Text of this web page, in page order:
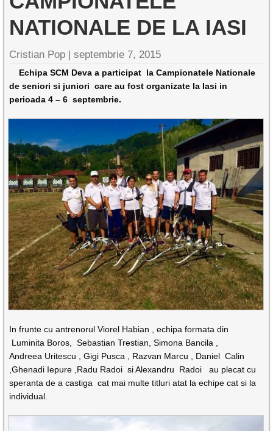
NATIONALE DE LA IASI
Cristian Pop |septembrie 7, 2015
Echipa SCM Deva a participat la Campionatele Nationale
de seniori si juniori care au fost organizate la Iasi in
perioada 4 – 6 septembrie.
In frunte cu antrenorul Viorel Habian , echipa formata din
Luminita Boros, Sebastian Trestian, Simona Bancila ,
Andreea Uritescu , Gigi Pusca , Razvan Marcu , Daniel Calin
,Ghenadi Iepure ,Radu Radoi si Alexandru Radoi au plecat cu
speranta de a castiga cat mai multe titluri atat la echipe cat si la
individual.